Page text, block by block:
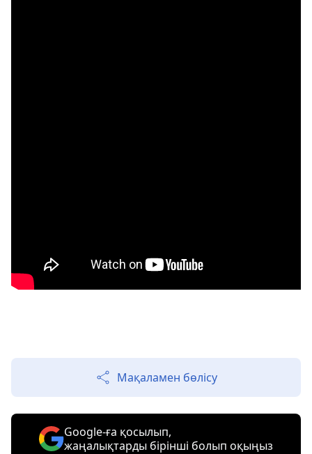
Мақаламен бөлісу
Google-ға қосылып,
жаңалықтарды бірінші болып оқыңыз